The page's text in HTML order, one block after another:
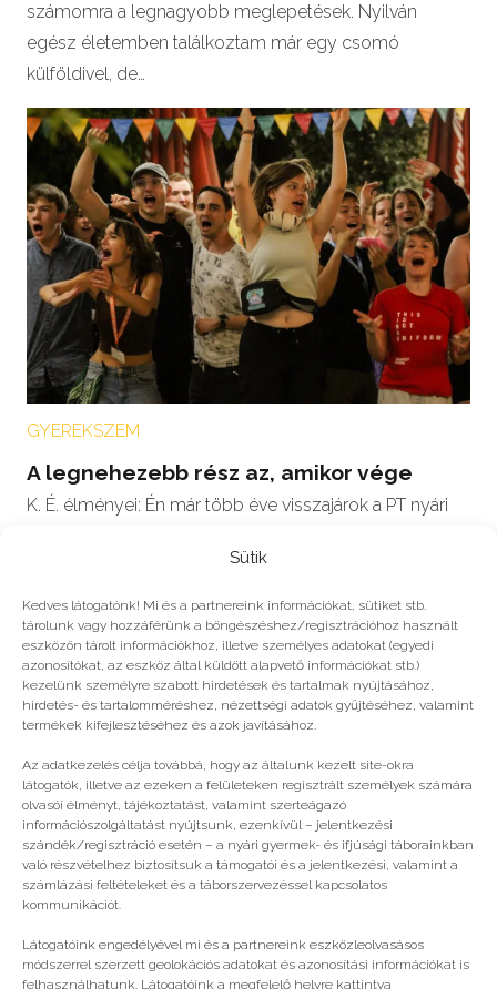
Sütik
Kedves látogatónk! Mi és a partnereink információkat, sütiket stb.
tárolunk vagy hozzáférünk a böngészéshez/regisztrációhoz használt
eszközön tárolt információkhoz, illetve személyes adatokat (egyedi
azonosítókat, az eszköz által küldött alapvető információkat stb.)
kezelünk személyre szabott hirdetések és tartalmak nyújtásához,
hirdetés- és tartalomméréshez, nézettségi adatok gyűjtéséhez, valamint
termékek kifejlesztéséhez és azok javításához.
Az adatkezelés célja továbbá, hogy az általunk kezelt site-okra
látogatók, illetve az ezeken a felületeken regisztrált személyek számára
olvasói élményt, tájékoztatást, valamint szerteágazó
információszolgáltatást nyújtsunk, ezenkívül – jelentkezési
szándék/regisztráció esetén – a nyári gyermek- és ifjúsági táborainkban
való részvételhez biztosítsuk a támogatói és a jelentkezési, valamint a
számlázási feltételeket és a táborszervezéssel kapcsolatos
kommunikációt.
Látogatóink engedélyével mi és a partnereink eszközleolvasásos
módszerrel szerzett geolokációs adatokat és azonosítási információkat is
felhasználhatunk. Látogatóink a megfelelő helyre kattintva
számomra a legnagyobb meglepetések. Nyilván
egész életemben találkoztam már egy csomó
külföldivel, de…
GYEREKSZEM
A legnehezebb rész az, amikor vége
K. É. élményei: Én már több éve visszajárok a PT nyári
Még több